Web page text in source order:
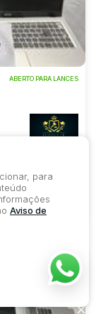
ABERTO PARA LANCES
para
Aviso de